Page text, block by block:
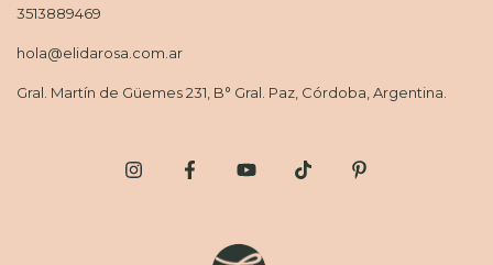
3513889469
hola@elidarosa.com.ar
Gral. Martín de Güemes 231, B° Gral. Paz, Córdoba, Argentina.